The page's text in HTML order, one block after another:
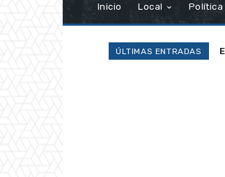
Inicio Local Política
ÚLTIMAS ENTRADAS
El